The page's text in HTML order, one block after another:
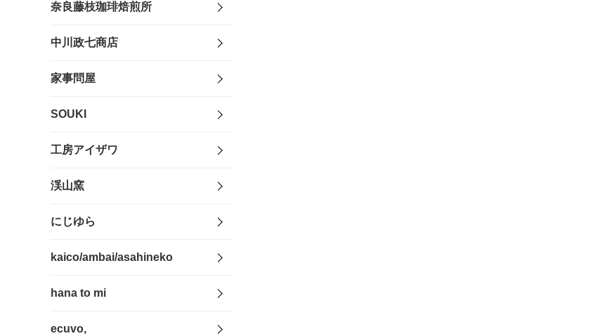
奈良藤枝珈琲焙煎所
中川政七商店
家事問屋
SOUKI
工房アイザワ
渓山窯
にじゆら
kaico/ambai/asahineko
hana to mi
ecuvo,